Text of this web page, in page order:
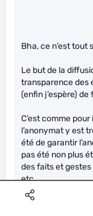
Bha, ce n’est tout
Le but de la
transparence des
(enfin j’espère)
C’est comme
l’anonymat y est
été de garantir
pas été non plus
des faits et
etc..